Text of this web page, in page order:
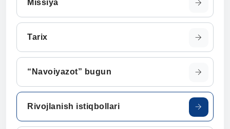
Missiya
Tarix
“Navoiyazot” bugun
Rivojlanish istiqbollari